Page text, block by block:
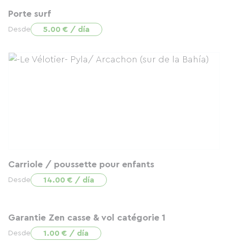
Porte surf
Desde 5.00 € / día
Carriole / poussette pour enfants
Desde 14.00 € / día
Garantie Zen casse & vol catégorie 1
Desde 1.00 € / día